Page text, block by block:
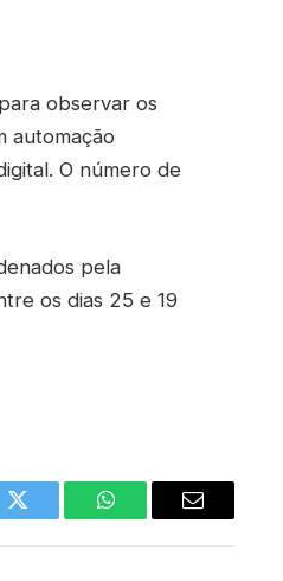
observar os
automação
O número de
pela
os dias 25 e 19
Twitter WhatsAppEmail